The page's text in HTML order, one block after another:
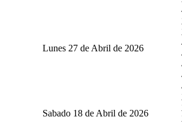
Lunes 27 de Abril de 2026
Sabado 18 de Abril de 2026